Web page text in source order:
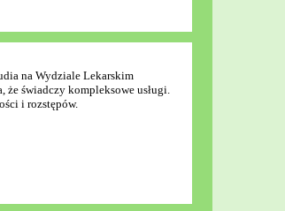
na Wydziale Lekarskim
świadczy kompleksowe usługi.
i rozstępów.